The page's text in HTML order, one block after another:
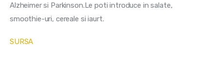
Alzheimer si Parkinson.Le poti introduce in salate,
smoothie-uri, cereale si iaurt.
SURSA